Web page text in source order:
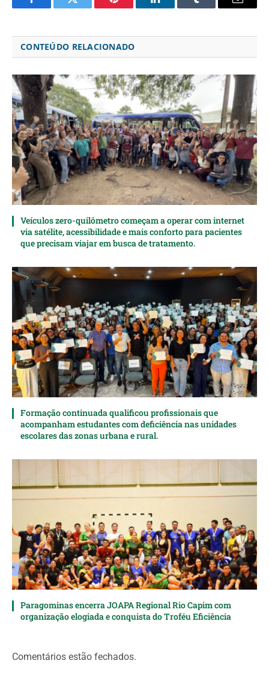
FacebookTwitter Pinterest LinkedInTumblr Email
CONTEÚDO RELACIONADO
Veículos zero-quilômetro começam a operar com internet
via satélite, acessibilidade e mais conforto para pacientes
que precisam viajar em busca de tratamento.
Formação continuada qualificou profissionais que
acompanham estudantes com deficiência nas unidades
escolares das zonas urbana e rural.
Paragominas encerra JOAPA Regional Rio Capim com
organização elogiada e conquista do Troféu Eficiência
Comentários estão fechados.